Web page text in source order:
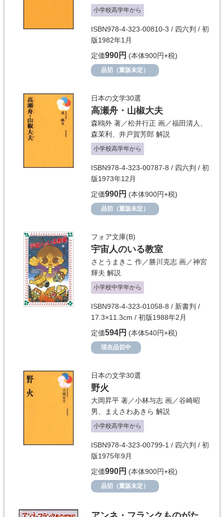
小学校高学年から
ISBN978-4-323-00810-3 / 四六判 / 初
版1982年1月
定価990円 (本体900円+税)
品切（重版未定）
日本の文学30選
高瀬舟・山椒大夫
森鴎外 著／松井行正 画／福田清人
森茉利
井戸賀芳郎 解説
小学校高学年から
ISBN978-4-323-00787-8 / 四六判 / 初
版1973年12月
定価990円 (本体900円+税)
品切（重版未定）
フォア文庫(B)
宇宙人のいる教室
さとうまきこ 作／ 勝川克志 画／神宮
輝夫 解説
小学校中学年から
ISBN978-4-323-01058-8 / 新書判 /
17.3×11.3cm / 初版1988年2月
定価594円 (本体540円+税)
現在品切中
日本の文学30選
野火
大岡昇平 著／小林与志 画／谷崎昭
男
まえさわあきら 解説
小学校高学年から
ISBN978-4-323-00799-1 / 四六判 / 初
版1975年9月
定価990円 (本体900円+税)
品切（重版未定）